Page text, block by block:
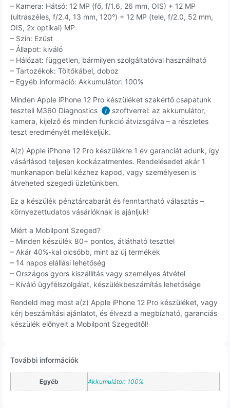
– Kamera: Hátsó: 12 MP (fő, f/1.6, 26 mm, OIS) + 12 MP
(ultraszéles, f/2.4, 13 mm, 120°) + 12 MP (tele, f/2.0, 52 mm,
OIS, 2x optikai) MP
– Szín: Ezüst
– Állapot: kiváló
– Hálózat: független, bármilyen szolgáltatóval használható
– Tartozékok: Töltőkábel, doboz
– Egyéb információ: Akkumulátor: 100%
Minden Apple iPhone 12 Pro készüléket szakértő csapatunk
teszteli M360 Diagnostics
i
szoftverrel: az akkumulátor,
kamera, kijelző és minden funkció átvizsgálva – a részletes
teszt eredményét mellékeljük.
A(z) Apple iPhone 12 Pro készülékre 1 év garanciát adunk, így
vásárlásod teljesen kockázatmentes. Rendelésedet akár 1
munkanapon belül kézhez kapod, vagy személyesen is
átveheted szegedi üzletünkben.
Ez a készülék pénztárcabarát és fenntartható választás –
környezettudatos vásárlóknak is ajánljuk!
Miért a Mobilpont Szeged?
– Minden készülék 80+ pontos, átlátható teszttel
– Akár 40%-kal olcsóbb, mint az új termékek
– 14 napos elállási lehetőség
– Országos gyors kiszállítás vagy személyes átvétel
– Kiváló ügyfélszolgálat, készülékbeszámítás lehetősége
Rendeld meg most a(z) Apple iPhone 12 Pro készüléket, vagy
kérj beszámítási ajánlatot, és élvezd a megbízható, garanciás
készülék előnyeit a Mobilpont Szegedtől!
További információk
Egyéb Akkumulátor: 100%